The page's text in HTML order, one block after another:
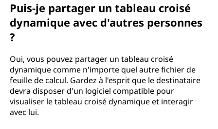
Puis-je partager un tableau croisé
dynamique avec d'autres personnes
?
Oui, vous pouvez partager un tableau croisé
dynamique comme n'importe quel autre fichier de
feuille de calcul. Gardez à l'esprit que le destinataire
devra disposer d'un logiciel compatible pour
visualiser le tableau croisé dynamique et interagir
avec lui.